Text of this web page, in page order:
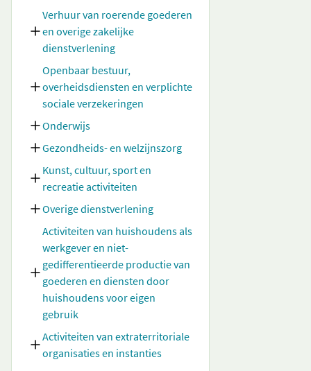
Verhuur van roerende goederen
en overige zakelijke
dienstverlening
Openbaar bestuur,
overheidsdiensten en verplichte
sociale verzekeringen
Onderwijs
Gezondheids- en welzijnszorg
Kunst, cultuur, sport en
recreatie activiteiten
Overige dienstverlening
Activiteiten van huishoudens als
werkgever en niet-
gedifferentieerde productie van
goederen en diensten door
huishoudens voor eigen
gebruik
Activiteiten van extraterritoriale
organisaties en instanties